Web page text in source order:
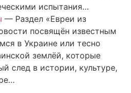
испытания…
— Раздел «Евреи из
посвящён известным
в Украине или тесно
землёй, которые
след в истории, культуре,